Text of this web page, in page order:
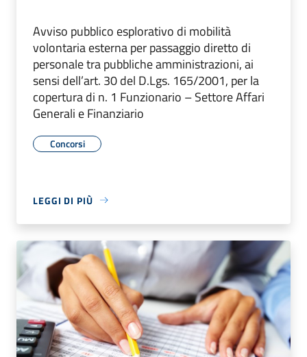
Avviso pubblico esplorativo di mobilità
volontaria esterna per passaggio diretto di
personale tra pubbliche amministrazioni, ai
sensi dell’art. 30 del D.Lgs. 165/2001, per la
copertura di n. 1 Funzionario – Settore Affari
Generali e Finanziario
Concorsi
LEGGI DI PIÙ